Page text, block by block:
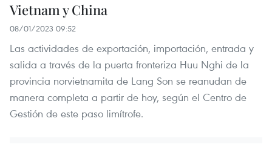
Vietnam y China
08/01/2023 09:52
Las actividades de exportación, importación, entrada y
salida a través de la puerta fronteriza Huu Nghi de la
provincia norvietnamita de Lang Son se reanudan de
manera completa a partir de hoy, según el Centro de
Gestión de este paso limítrofe.